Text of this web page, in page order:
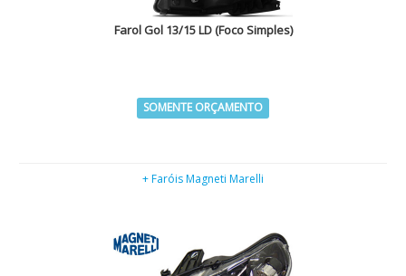
Farol Gol 13/15 LD (Foco Simples)
SOMENTE ORÇAMENTO
+ Faróis Magneti Marelli